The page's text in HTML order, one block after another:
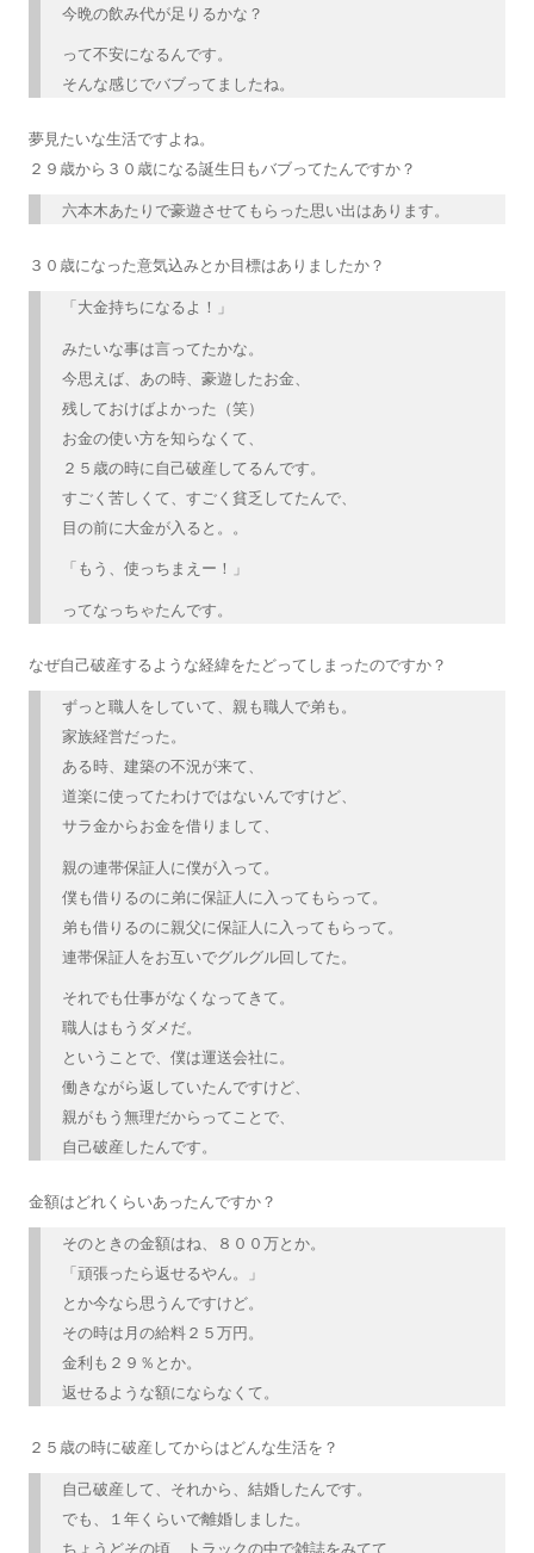
今晩の飲み代が足りるかな？
って不安になるんです。
そんな感じでバブってましたね。
夢見たいな生活ですよね。
２９歳から３０歳になる誕生日もバブってたんですか？
六本木あたりで豪遊させてもらった思い出はあります。
３０歳になった意気込みとか目標はありましたか？
「大金持ちになるよ！」
みたいな事は言ってたかな。
今思えば、あの時、豪遊したお金、
残しておけばよかった（笑）
お金の使い方を知らなくて、
２５歳の時に自己破産してるんです。
すごく苦しくて、すごく貧乏してたんで、
目の前に大金が入ると。。
「もう、使っちまえー！」
ってなっちゃたんです。
なぜ自己破産するような経緯をたどってしまったのですか？
ずっと職人をしていて、親も職人で弟も。
家族経営だった。
ある時、建築の不況が来て、
道楽に使ってたわけではないんですけど、
サラ金からお金を借りまして、
親の連帯保証人に僕が入って。
僕も借りるのに弟に保証人に入ってもらって。
弟も借りるのに親父に保証人に入ってもらって。
連帯保証人をお互いでグルグル回してた。
それでも仕事がなくなってきて。
職人はもうダメだ。
ということで、僕は運送会社に。
働きながら返していたんですけど、
親がもう無理だからってことで、
自己破産したんです。
金額はどれくらいあったんですか？
そのときの金額はね、８００万とか。
「頑張ったら返せるやん。」
とか今なら思うんですけど。
その時は月の給料２５万円。
金利も２９％とか。
返せるような額にならなくて。
２５歳の時に破産してからはどんな生活を？
自己破産して、それから、結婚したんです。
でも、１年くらいで離婚しました。
ちょうどその頃、トラックの中で雑誌をみてて、